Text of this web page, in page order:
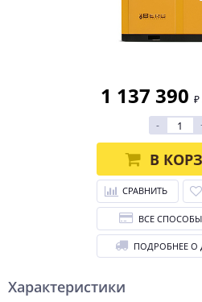
Характеристики
1 137 390 ₽
-
В
СРАВНИТЬ
ВСЕ
ПОДРОБНЕЕ О